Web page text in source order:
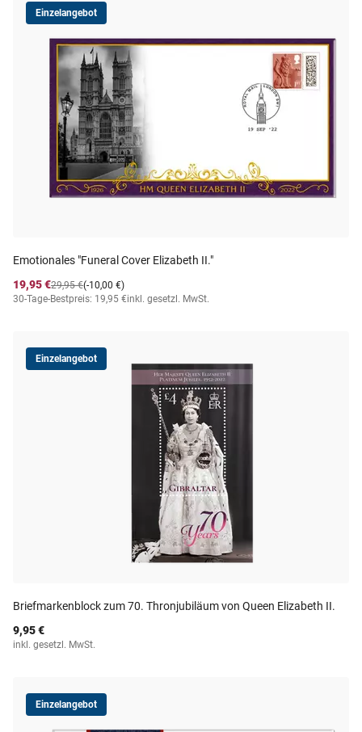
Einzelangebot
Emotionales "Funeral Cover Elizabeth II."
19,95 €
(-10,00 €)
29,95 €
30-Tage-Bestpreis: 19,95 €inkl. gesetzl. MwSt.
Einzelangebot
Briefmarkenblock zum 70. Thronjubiläum von Queen Elizabeth II.
9,95 €
inkl. gesetzl. MwSt.
Einzelangebot